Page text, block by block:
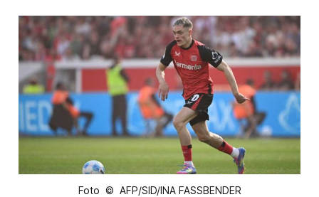
Foto © AFP/SID/INA FASSBENDER